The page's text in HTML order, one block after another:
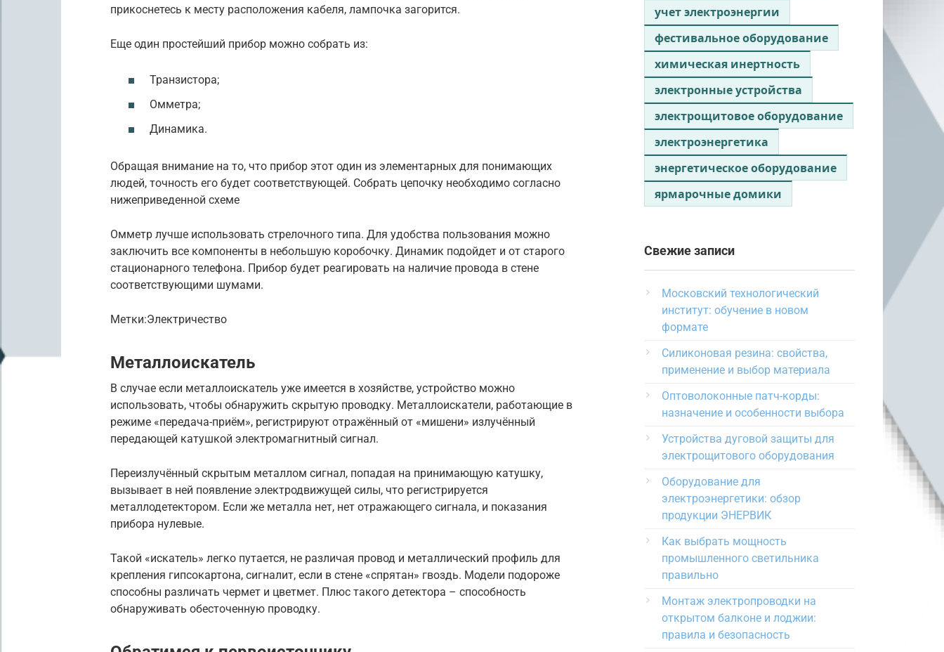
прикоснетесь к месту расположения кабеля, лампочка загорится.
Еще один простейший прибор можно собрать из:
Транзистора;
Омметра;
Динамика.
Обращая внимание на то, что прибор этот один из элементарных для понимающих
людей, точность его будет соответствующей. Собрать цепочку необходимо согласно
нижеприведенной схеме
Омметр лучше использовать стрелочного типа. Для удобства пользования можно
заключить все компоненты в небольшую коробочку. Динамик подойдет и от старого
стационарного телефона. Прибор будет реагировать на наличие провода в стене
соответствующими шумами.
Метки:Электричество
Металлоискатель
В случае если металлоискатель уже имеется в хозяйстве, устройство можно
использовать, чтобы обнаружить скрытую проводку. Металлоискатели, работающие в
режиме «передача-приём», регистрируют отражённый от «мишени» излучённый
передающей катушкой электромагнитный сигнал.
Переизлучённый скрытым металлом сигнал, попадая на принимающую катушку,
вызывает в ней появление электродвижущей силы, что регистрируется
металлодетектором. Если же металла нет, нет отражающего сигнала, и показания
прибора нулевые.
Такой «искатель» легко путается, не различая провод и металлический профиль для
крепления гипсокартона, сигналит, если в стене «спрятан» гвоздь. Модели подороже
способны различать чермет и цветмет. Плюс такого детектора – способность
обнаруживать обесточенную проводку.
учет электроэнергии
фестивальное оборудование
химическая инертность
электронные устройства
электрощитовое оборудование
электроэнергетика
энергетическое оборудование
ярмарочные домики
Свежие записи
Московский технологический
институт: обучение в новом
формате
Силиконовая резина: свойства,
применение и выбор материала
Оптоволоконные патч-корды:
назначение и особенности выбора
Устройства дуговой защиты для
электрощитового оборудования
Оборудование для
электроэнергетики: обзор
продукции ЭНЕРВИК
Как выбрать мощность
промышленного светильника
правильно
Монтаж электропроводки на
открытом балконе и лоджии:
правила и безопасность